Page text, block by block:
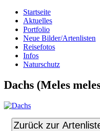
Startseite
Aktuelles
Portfolio
Neue Bilder/Artenlisten
Reisefotos
Infos
Naturschutz
Dachs (Meles
Zurück zur